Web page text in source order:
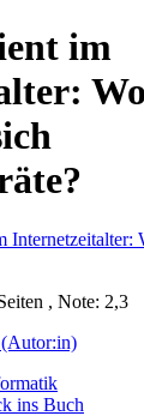
im
, Note: 2,3
ins Buch